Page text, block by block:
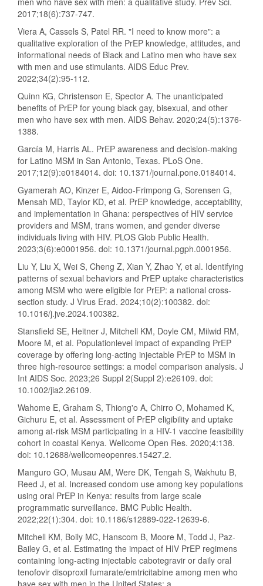
2017;18(6):737-747.
Viera A, Cassels S, Patel RR. "I need to know more": a
qualitative exploration of the PrEP knowledge, attitudes, and
informational needs of Black and Latino men who have sex
with men and use stimulants. AIDS Educ Prev.
2022;34(2):95-112.
Quinn KG, Christenson E, Spector A. The unanticipated
benefits of PrEP for young black gay, bisexual, and other
men who have sex with men. AIDS Behav. 2020;24(5):1376-
1388.
García M, Harris AL. PrEP awareness and decision-making
for Latino MSM in San Antonio, Texas. PLoS One.
2017;12(9):e0184014. doi: 10.1371/journal.pone.0184014.
Gyamerah AO, Kinzer E, Aidoo-Frimpong G, Sorensen G,
Mensah MD, Taylor KD, et al. PrEP knowledge, acceptability,
and implementation in Ghana: perspectives of HIV service
providers and MSM, trans women, and gender diverse
individuals living with HIV. PLOS Glob Public Health.
2023;3(6):e0001956. doi: 10.1371/journal.pgph.0001956.
Liu Y, Liu X, Wei S, Cheng Z, Xian Y, Zhao Y, et al. Identifying
patterns of sexual behaviors and PrEP uptake characteristics
among MSM who were eligible for PrEP: a national cross-
section study. J Virus Erad. 2024;10(2):100382. doi:
10.1016/j.jve.2024.100382.
Stansfield SE, Heitner J, Mitchell KM, Doyle CM, Milwid RM,
Moore M, et al. Populationlevel impact of expanding PrEP
coverage by offering long-acting injectable PrEP to MSM in
three high-resource settings: a model comparison analysis. J
Int AIDS Soc. 2023;26 Suppl 2(Suppl 2):e26109. doi:
10.1002/jia2.26109.
Wahome E, Graham S, Thiong'o A, Chirro O, Mohamed K,
Gichuru E, et al. Assessment of PrEP eligibility and uptake
among at-risk MSM participating in a HIV-1 vaccine feasibility
cohort in coastal Kenya. Wellcome Open Res. 2020;4:138.
doi: 10.12688/wellcomeopenres.15427.2.
Manguro GO, Musau AM, Were DK, Tengah S, Wakhutu B,
Reed J, et al. Increased condom use among key populations
using oral PrEP in Kenya: results from large scale
programmatic surveillance. BMC Public Health.
2022;22(1):304. doi: 10.1186/s12889-022-12639-6.
Mitchell KM, Boily MC, Hanscom B, Moore M, Todd J, Paz-
Bailey G, et al. Estimating the impact of HIV PrEP regimens
containing long-acting injectable cabotegravir or daily oral
tenofovir disoproxil fumarate/emtricitabine among men who